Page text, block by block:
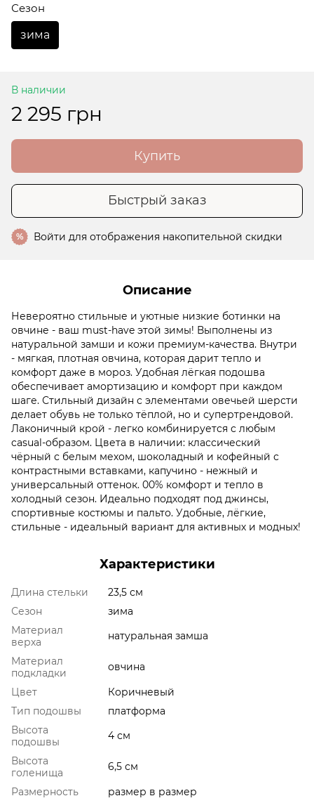
Сезон
зима
В наличии
2 295 грн
Купить
Быстрый заказ
% Войти для отображения накопительной скидки
Описание
Невероятно стильные и уютные низкие ботинки на
овчине - ваш must-have этой зимы! Выполнены из
натуральной замши и кожи премиум-качества. Внутри
- мягкая, плотная овчина, которая дарит тепло и
комфорт даже в мороз. Удобная лёгкая подошва
обеспечивает амортизацию и комфорт при каждом
шаге. Стильный дизайн с элементами овечьей шерсти
делает обувь не только тёплой, но и супертрендовой.
Лаконичный крой - легко комбинируется с любым
casual-образом. Цвета в наличии: классический
чёрный с белым мехом, шоколадный и кофейный с
контрастными вставками, капучино - нежный и
универсальный оттенок. 00% комфорт и тепло в
холодный сезон. Идеально подходят под джинсы,
спортивные костюмы и пальто. Удобные, лёгкие,
стильные - идеальный вариант для активных и модных!
Характеристики
Длина стельки
23,5 см
Сезон
зима
Материал
верха
натуральная замша
Материал
подкладки
овчина
Цвет
Коричневый
Тип подошвы
платформа
Высота
подошвы
4 см
Высота
голенища
6,5 см
Размерность
размер в размер